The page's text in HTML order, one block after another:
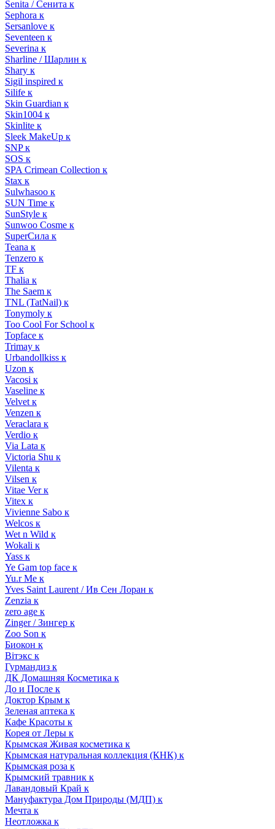
Senita / Сенита к
Sephora к
Sersanlove к
Seventeen к
Severina к
Sharline / Шарлин к
Shary к
Sigil inspired к
Silife к
Skin Guardian к
Skin1004 к
Skinlite к
Sleek MakeUp к
SNP к
SOS к
SPA Crimean Collection к
Stax к
Sulwhasoo к
SUN Time к
SunStyle к
Sunwoo Cosme к
SuperСила к
Teana к
Tenzero к
TF к
Thalia к
The Saem к
TNL (TatNail) к
Tonymoly к
Too Cool For School к
Topface к
Trimay к
Urbandollkiss к
Uzon к
Vacosi к
Vaseline к
Velvet к
Venzen к
Veraclara к
Verdio к
Via Lata к
Victoria Shu к
Vilenta к
Vilsen к
Vitae Ver к
Vitex к
Vivienne Sabo к
Welcos к
Wet n Wild к
Wokali к
Yass к
Ye Gam top face к
Yu.r Me к
Yves Saint Laurent / Ив Сен Лоран к
Zenzia к
zero age к
Zinger / Зингер к
Zoo Son к
Биокон к
Вiтэкс к
Гурмандиз к
ДК Домашняя Косметика к
До и После к
Доктор Крым к
Зеленая аптека к
Кафе Красоты к
Корея от Леры к
Крымская Живая косметика к
Крымская натуральная коллекция (КНК) к
Крымская роза к
Крымский травник к
Лавандовый Край к
Мануфактура Дом Природы (МДП) к
Мечта к
Неотложка к